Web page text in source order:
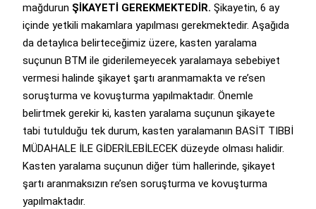
mağdurun ŞİKAYETİ GEREKMEKTEDİR. Şikayetin, 6 ay
içinde yetkili makamlara yapılması gerekmektedir. Aşağıda
da detaylıca belirteceğimiz üzere, kasten yaralama
suçunun BTM ile giderilemeyecek yaralamaya sebebiyet
vermesi halinde şikayet şartı aranmamakta ve re’sen
soruşturma ve kovuşturma yapılmaktadır. Önemle
belirtmek gerekir ki, kasten yaralama suçunun şikayete
tabi tutulduğu tek durum, kasten yaralamanın BASİT TIBBİ
MÜDAHALE İLE GİDERİLEBİLECEK düzeyde olması halidir.
Kasten yaralama suçunun diğer tüm hallerinde, şikayet
şartı aranmaksızın re’sen soruşturma ve kovuşturma
yapılmaktadır.